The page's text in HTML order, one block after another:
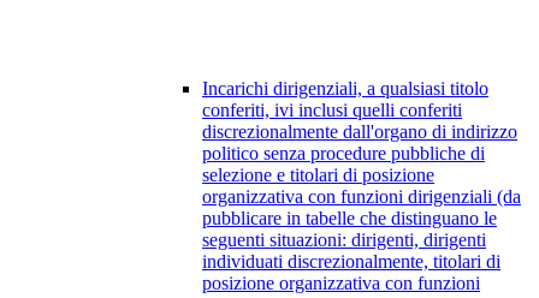
Incarichi dirigenziali, a qualsiasi titolo
conferiti, ivi inclusi quelli conferiti
discrezionalmente dall'organo di indirizzo
politico senza procedure pubbliche di
selezione e titolari di posizione
organizzativa con funzioni dirigenziali (da
pubblicare in tabelle che distinguano le
seguenti situazioni: dirigenti, dirigenti
individuati discrezionalmente, titolari di
posizione organizzativa con funzioni